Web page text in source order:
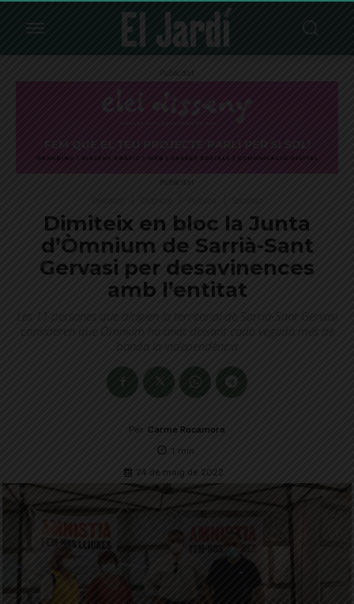
Publicitat
Publicitat
Dimiteix en bloc la Junta
d’Òmnium de Sarrià-Sant
Gervasi per desavinences
amb l’entitat
Les 11 persones que dirigien la territorial de Sarrià-Sant Gervasi
consideren que Òmnium ha anat deixant cada vegada més de
banda la independència
Per Carme Rocamora
1 min.
24 de maig de 2022